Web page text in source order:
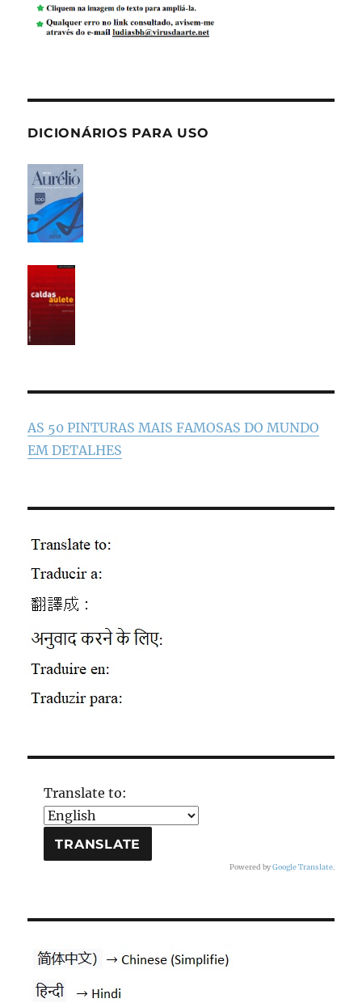
DICIONÁRIOS PARA USO
AS 50 PINTURAS MAIS FAMOSAS DO MUNDO
EM DETALHES
Translate to:
Powered byGoogle Translate.